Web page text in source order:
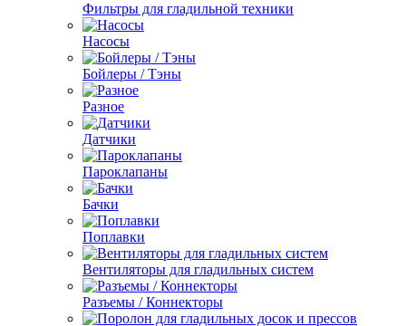
Фильтры для гладильной техники
Насосы
Бойлеры / Тэны
Разное
Датчики
Пароклапаны
Бачки
Поплавки
Вентиляторы для гладильных систем
Разъемы / Коннекторы